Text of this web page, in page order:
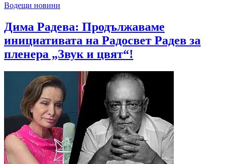
Водещи новини
Дима Радева: Продължаваме
инициативата на Радосвет Радев за
пленера „Звук и цвят“!